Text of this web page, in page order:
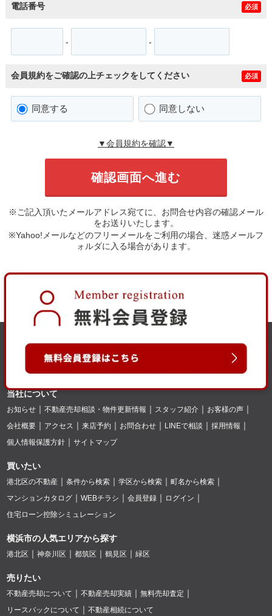
電話番号 必須
- -
会員規約をご確認の上チェックをしてください 必須
同意する 同意しない
▼会員規約を確認▼
※ご記入頂いたメールアドレス宛てに、お問合せ内容の確認メール
をお送りいたします。
※Yahoo!メールなどのフリーメールをご利用の場合、迷惑メールフ
ォルダに入る場合があります。
当社について
お知らせ 不動産売却相談・物件更新情報 スタッフ紹介
お客様の声
会社概要
アクセス 来店予約 お問合わせ LINEで相談
採用情報
個人情報保護方針
サイトマップ
買いたい
港北区の不動産 条件から検索 学区から検索
町名から検索
マンションカタログ
WEBチラシ 会員登録
ログイン
住宅ローン控除シミュレーション
横浜市の人気エリアから探す
港北区 神奈川区 都筑区 鶴見区 緑区
売りたい
不動産売却について 不動産売却実績
無料売却査定
リースバックについて
不動産相続について